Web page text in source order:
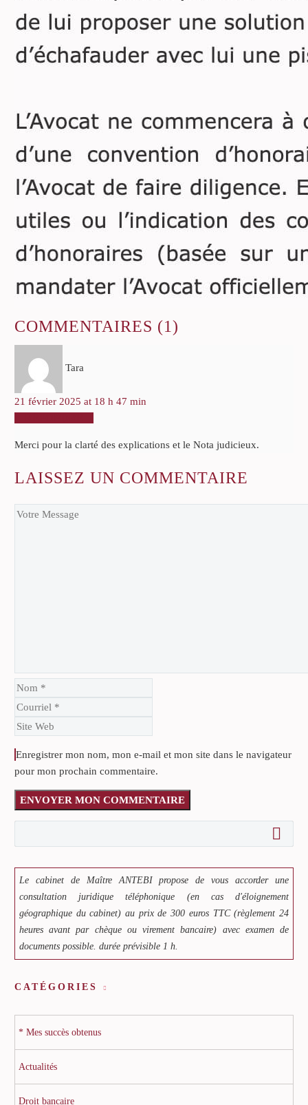
COMMENTAIRES (1)
Tara
21 février 2025 at 18 h 47 min
Merci pour la clarté des explications et le Nota judicieux.
LAISSEZ UN COMMENTAIRE
Enregistrer mon nom, mon e-mail et mon site dans le navigateur
pour mon prochain commentaire.
ENVOYER MON COMMENTAIRE
Le cabinet de Maître ANTEBI propose de vous accorder une
consultation juridique téléphonique (en cas d'éloignement
géographique du cabinet) au prix de 300 euros TTC (règlement 24
heures avant par chèque ou virement bancaire) avec examen de
documents possible. durée prévisible 1 h.
CATÉGORIES
* Mes succès obtenus
Actualités
Droit bancaire